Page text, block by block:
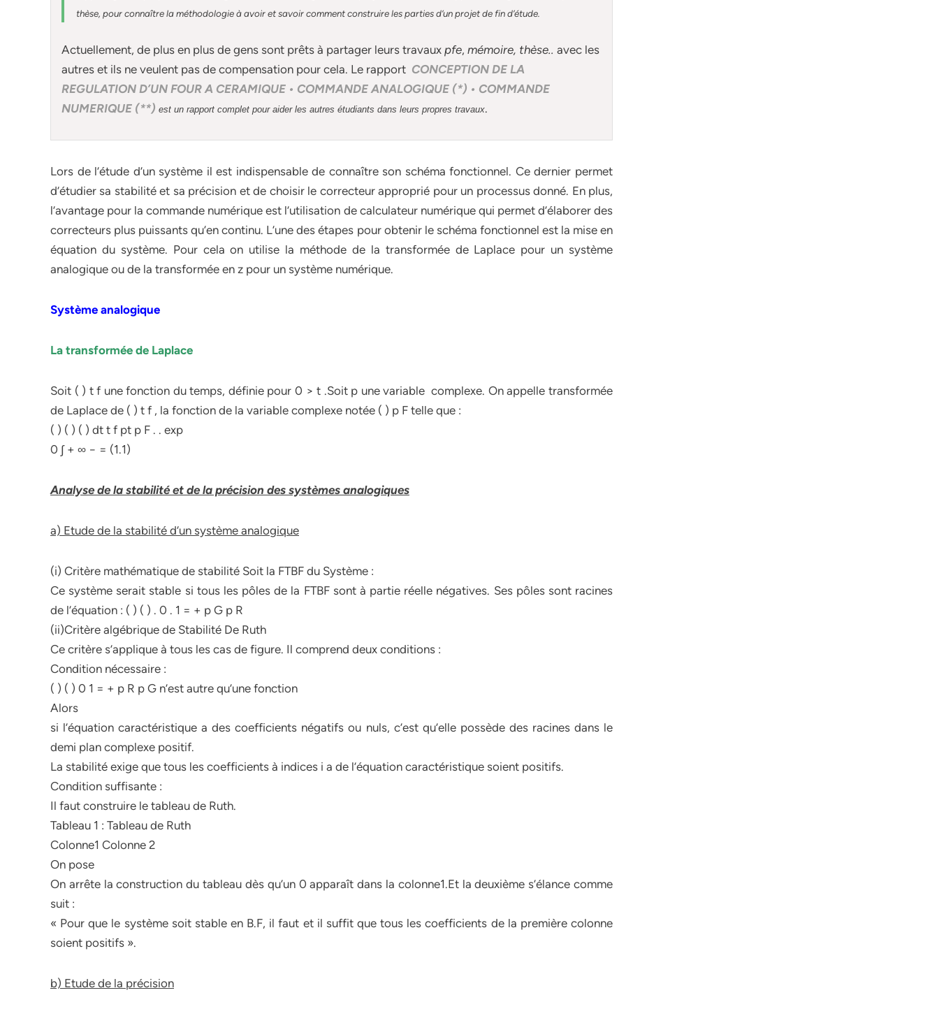
thèse, pour connaître la méthodologie à avoir et savoir comment construire les parties d’un projet de fin d’étude
Actuellement, de plus en plus de gens sont prêts à partager leurs travaux pfe, mémoire, thèse.. avec les
autres et ils ne veulent pas de compensation pour cela. Le rapport CONCEPTION DE LA
REGULATION D’UN FOUR A CERAMIQUE • COMMANDE ANALOGIQUE (*) • COMMANDE
NUMERIQUE (**) est un rapport complet pour aider les autres étudiants dans leurs propres travaux.
Lors de l’étude d’un système il est indispensable de connaître son schéma fonctionnel. Ce dernier permet
d’étudier sa stabilité et sa précision et de choisir le correcteur approprié pour un processus donné. En plus,
l’avantage pour la commande numérique est l’utilisation de calculateur numérique qui permet d’élaborer des
correcteurs plus puissants qu’en continu. L’une des étapes pour obtenir le schéma fonctionnel est la mise en
équation du système. Pour cela on utilise la méthode de la transformée de Laplace pour un système
analogique ou de la transformée en z pour un système numérique.
Système analogique
La transformée de Laplace
Soit ( ) t f une fonction du temps, définie pour 0 > t .Soit p une variable complexe. On appelle transformée
de Laplace de ( ) t f , la fonction de la variable complexe notée ( ) p F telle que :
( ) ( ) ( ) dt t f pt p F . . exp
0 ∫ + ∞ − = (1.1)
Analyse de la stabilité et de la précision des systèmes analogiques
a) Etude de la stabilité d‘un système analogique
(i) Critère mathématique de stabilité Soit la FTBF du Système :
Ce système serait stable si tous les pôles de la FTBF sont à partie réelle négatives. Ses pôles sont racines
de l’équation : ( ) ( ) . 0 . 1 = + p G p R
(ii)Critère algébrique de Stabilité De Ruth
Ce critère s’applique à tous les cas de figure. Il comprend deux conditions :
Condition nécessaire :
( ) ( ) 0 1 = + p R p G n’est autre qu’une fonction
Alors
si l’équation caractéristique a des coefficients négatifs ou nuls, c’est qu’elle possède des racines dans le
demi plan complexe positif.
La stabilité exige que tous les coefficients à indices i a de l’équation caractéristique soient positifs.
Condition suffisante :
Il faut construire le tableau de Ruth.
Tableau 1 : Tableau de Ruth
Colonne1 Colonne 2
On pose
On arrête la construction du tableau dès qu’un 0 apparaît dans la colonne1.Et la deuxième s’élance comme
suit :
« Pour que le système soit stable en B.F, il faut et il suffit que tous les coefficients de la première colonne
soient positifs ».
b) Etude de la précision